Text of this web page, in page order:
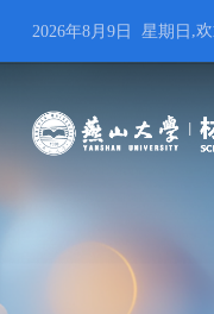
2026年8月9日 星期日 ,